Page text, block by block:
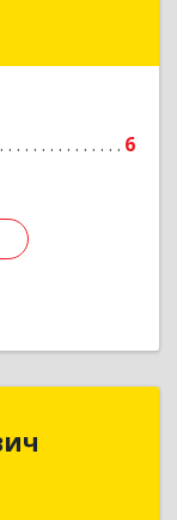
6
Ленина,
пр-т